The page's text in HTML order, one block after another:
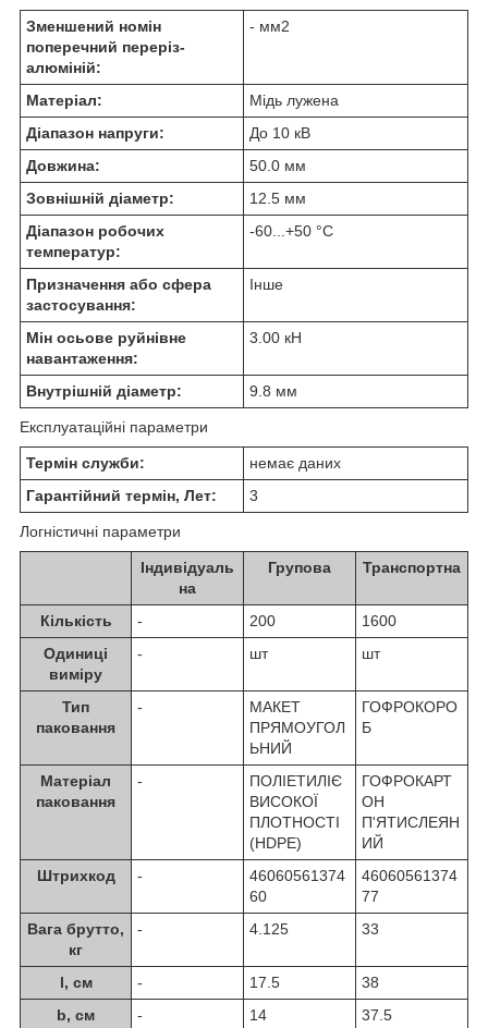
Зменшений номін
поперечний переріз-
алюміній:
- мм2
Матеріал:
Мідь лужена
Діапазон напруги:
До 10 кВ
Довжина:
50.0 мм
Зовнішній діаметр:
12.5 мм
Діапазон робочих
температур:
-60...+50 °C
Призначення або сфера
застосування:
Інше
Мін осьове руйнівне
навантаження:
3.00 кН
Внутрішній діаметр: 9.8 мм
Експлуатаційні параметри
Термін служби:
немає даних
Гарантійний термін, Лет:
3
Логністичні параметри
Індивідуаль
на
Групова Транспортна
Кількість - 200
1600
Одиниці
виміру
- шт шт
Тип
паковання
-
МАКЕТ
ПРЯМОУГОЛ
ЬНИЙ
ГОФРОКОРО
Б
Матеріал
паковання
-
ПОЛІЕТИЛІЄ
ВИСОКОЇ
ПЛОТНОСТІ
(HDPE)
ГОФРОКАРТ
ОН
П'ЯТИСЛЕЯН
ИЙ
Штрихкод
-
46060561374
60
46060561374
77
Вага брутто,
кг
- 4.125 33
l, см - 17.5
38
b, см
- 14 37.5